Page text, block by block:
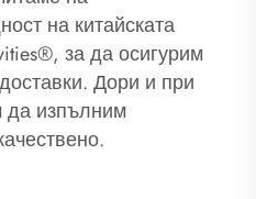
на китайската
за да осигурим
Дори и при
да изпълним